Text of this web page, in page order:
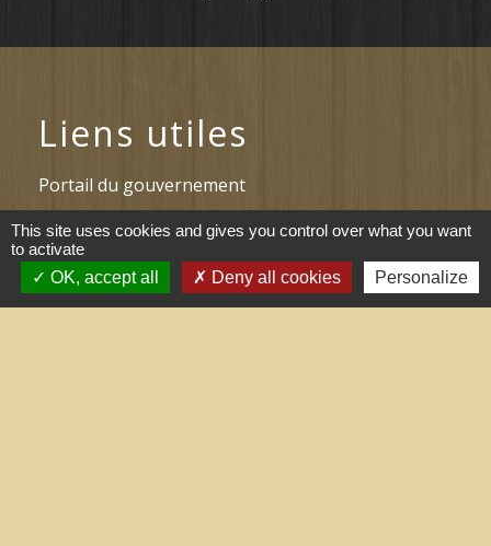
Liens utiles
Portail du gouvernement
Maison du travail saisonnier
(Grand Narbonne)
Région Occitanie
This site uses cookies and gives you control over what you want
to activate
OK, accept all
Deny all cookies Personalize